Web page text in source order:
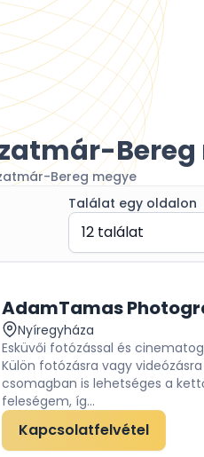
Bereg megye
Találat egy oldalon
12 találat
AdamTamas
Nyíregyháza
Esküvői fotózással és
Külön fotózásra vagy
csomagban is lehetséges a
feleségem, íg...
Kapcsolatfelvétel